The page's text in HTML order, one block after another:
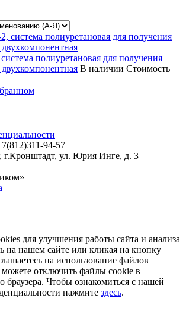
полиуретановая для получения
В наличии Стоимость
94-57
г.Кронштадт, ул. Юрия Инге, д. 3
для улучшения работы сайта и анализа
на нашем сайте или кликая на кнопку
на использование файлов
отключить файлы cookie в
браузера. Чтобы ознакомиться с нашей
нажмите здесь.